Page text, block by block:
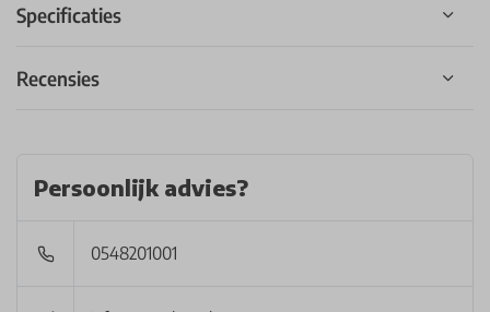
Specificaties
Recensies
Persoonlijk advies?
0548201001